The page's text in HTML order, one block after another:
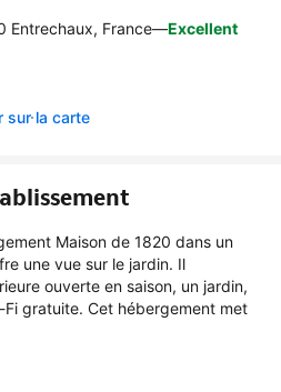
Entrechaux, France—Excellent
sur la carte
Maison de 1820 dans un
une vue sur le jardin. Il
ouverte en saison, un jardin,
gratuite. Cet hébergement met